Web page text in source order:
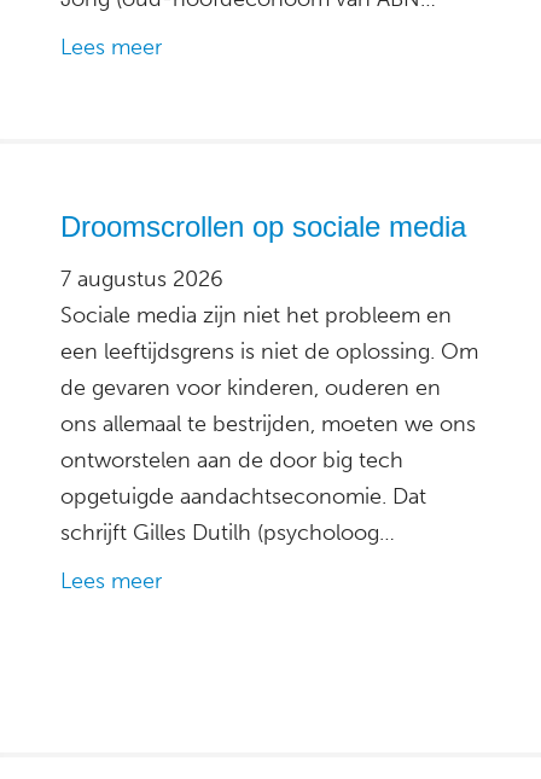
Lees meer
Droomscrollen op sociale media
7 augustus 2026
Sociale media zijn niet het probleem en
een leeftijdsgrens is niet de oplossing. Om
de gevaren voor kinderen, ouderen en
ons allemaal te bestrijden, moeten we ons
ontworstelen aan de door big tech
opgetuigde aandachtseconomie. Dat
schrijft Gilles Dutilh (psycholoog…
Lees meer